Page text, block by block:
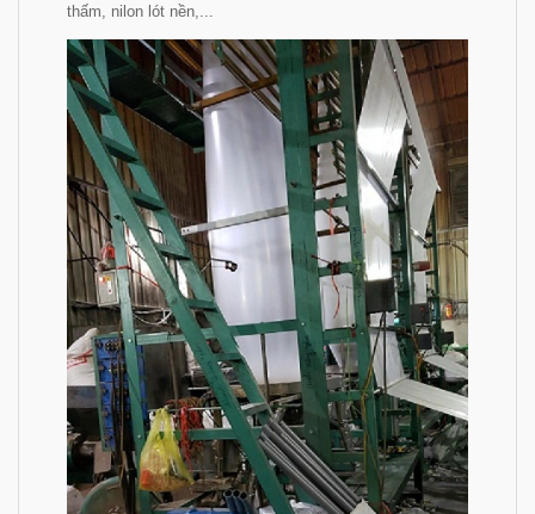
thấm, nilon lót nền,...